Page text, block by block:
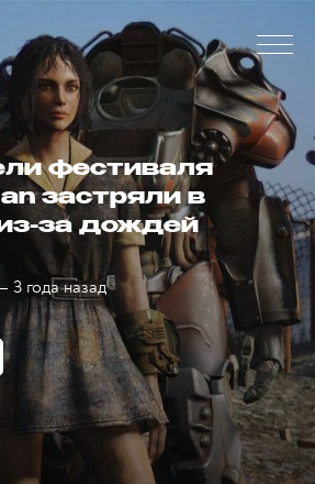
фестиваля
застряли в
за дождей
3 года назад